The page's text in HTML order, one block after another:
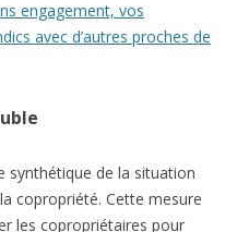
engagement, vos
avec d’autres proches de
synthétique de la situation
copropriété. Cette mesure
les copropriétaires pour